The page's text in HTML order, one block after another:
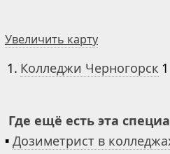
Увеличить карту
1. Колледжи Черногорск 1
Где ещё есть эта
▪ Дозиметрист в